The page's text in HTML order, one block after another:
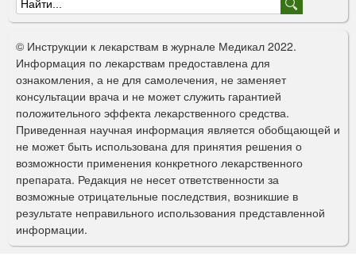
Ф
о
р
м
а
п
о
и
с
к
© Инструкции к лекарствам в журнале Медикал 2022.
Информация по лекарствам предоставлена для
ознакомления, а не для самолечения, не заменяет
консультации врача и не может служить гарантией
положительного эффекта лекарственного средства.
Приведенная научная информация является обобщающей и
не может быть использована для принятия решения о
возможности применения конкретного лекарственного
препарата. Редакция не несет ответственности за
возможные отрицательные последствия, возникшие в
результате неправильного использования представленной
информации.